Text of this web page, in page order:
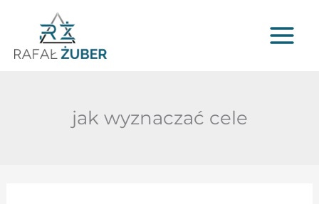
treści
jak wyznaczać cele